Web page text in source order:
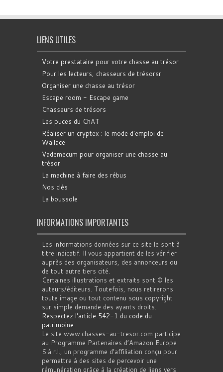
LIENS UTILES
Votre prestataire pour votre chasse au trésor
Pour les lecteurs, chasseurs de trésorsr
Organiser une chasse au trésor
Escape room - Escape game
Chasseurs de trésors
Les puces du ChAT
Réaliser un cryptex : le mode d'emploi de
Wallace
Vademecum pour organiser une chasse au
trésor
La machine à faire des rébus
Nos clés
La boussole
INFORMATIONS IMPORTANTES
Les informations données sur ce site le sont à
titre indicatif. Il vous appartient de les vérifier
auprès des organisateurs, des annonceurs ou
de tout autre tiers cité.
Certaines illustrations et extraits sont © les
auteurs/éditeurs. Toutefois, nous retirerons
toute image ou tout contenu sous copyright
sur simple demande des ayants droits.
Respectez l'article 542-1 du code du
patrimoine.
Le site www.chasses-au-tresor.com participe
au Programme Partenaires d’Amazon Europe
S.à r.l., un programme d’affiliation conçu pour
permettre à des sites de percevoir une
rémunération grâce à la création de liens vers